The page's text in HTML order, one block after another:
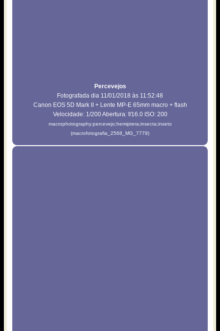
Percevejos
Fotografada dia 11/01/2018 às 11:52:48
Canon EOS 5D Mark II + Lente MP-E 65mm macro + flash
Velocidade: 1/200 Abertura: f/16.0 ISO: 200
macrophotography;percevejo;hemiptera;insecta;inseto
(macrofotografia_2568_MG_7779)